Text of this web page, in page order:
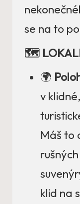
se na to
🗺️
🌍
v
Máš to
klid na